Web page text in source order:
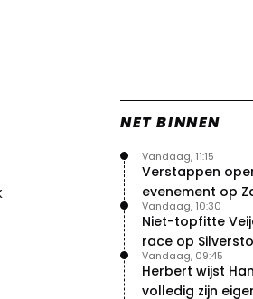
NET BINNEN
Verstappen
evenement op
Vandaag, 11:15
Niet-topfitte
race op
weekend
Vandaag, 10:30
Herbert wijst
volledig zijn
Vandaag, 09:45